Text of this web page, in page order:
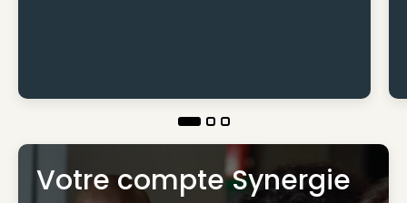
Votre compte Synergie